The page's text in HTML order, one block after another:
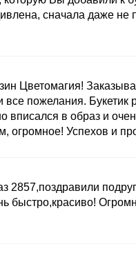
сначала даже
Цветомагия!
все пожелания. Букетик
вписался в образ и
огромное! Успехов и
2857,поздравили
быстро,красиво!